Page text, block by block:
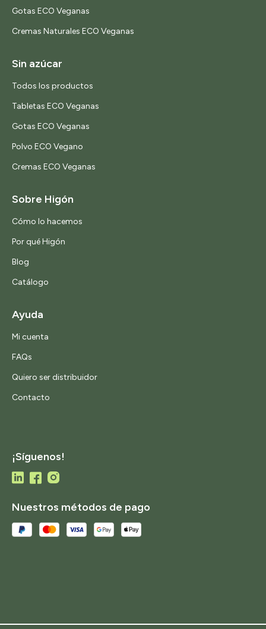
Gotas ECO Veganas
Cremas Naturales ECO Veganas
Sin azúcar
Todos los productos
Tabletas ECO Veganas
Gotas ECO Veganas
Polvo ECO Vegano
Cremas ECO Veganas
Sobre Higón
Cómo lo hacemos
Por qué Higón
Blog
Catálogo
Ayuda
Mi cuenta
FAQs
Quiero ser distribuidor
Contacto
¡Síguenos!
Nuestros métodos de pago